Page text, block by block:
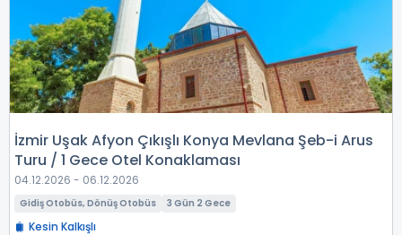
İzmir Uşak Afyon Çıkışlı Konya Mevlana Şeb-i Arus
Turu / 1 Gece Otel Konaklaması
04.12.2026 - 06.12.2026
Gidiş Otobüs, Dönüş Otobüs 3 Gün 2 Gece
Kesin Kalkışlı